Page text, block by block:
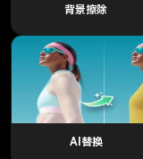
背景擦除
AI替换